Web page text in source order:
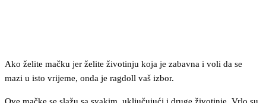
Ako želite mačku jer želite životinju koja je zabavna i voli da se
mazi u isto vrijeme, onda je ragdoll vaš izbor.